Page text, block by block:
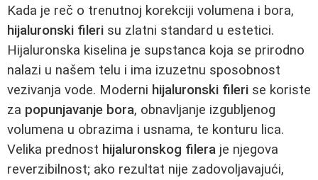
Kada je reč o trenutnoj korekciji volumena i bora,
hijaluronski fileri su zlatni standard u estetici.
Hijaluronska kiselina je supstanca koja se prirodno
nalazi u našem telu i ima izuzetnu sposobnost
vezivanja vode. Moderni hijaluronski fileri se koriste
za popunjavanje bora, obnavljanje izgubljenog
volumena u obrazima i usnama, te konturu lica.
Velika prednost hijaluronskog filera je njegova
reverzibilnost; ako rezultat nije zadovoljavajući,